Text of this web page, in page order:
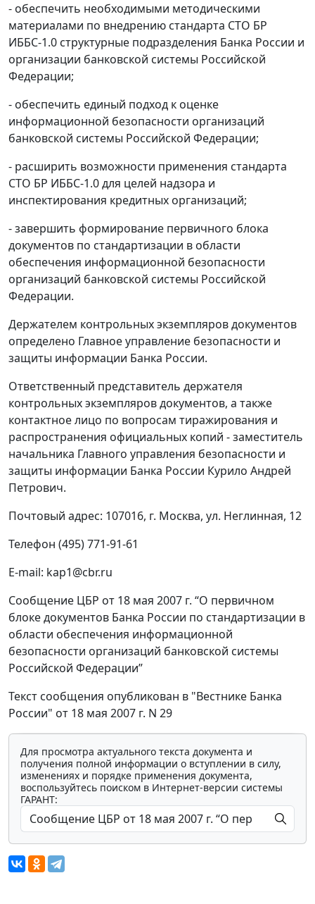
- обеспечить необходимыми методическими
материалами по внедрению стандарта СТО БР
ИББС-1.0 структурные подразделения Банка России и
организации банковской системы Российской
Федерации;
- обеспечить единый подход к оценке
информационной безопасности организаций
банковской системы Российской Федерации;
- расширить возможности применения стандарта
СТО БР ИББС-1.0 для целей надзора и
инспектирования кредитных организаций;
- завершить формирование первичного блока
документов по стандартизации в области
обеспечения информационной безопасности
организаций банковской системы Российской
Федерации.
Держателем контрольных экземпляров документов
определено Главное управление безопасности и
защиты информации Банка России.
Ответственный представитель держателя
контрольных экземпляров документов, а также
контактное лицо по вопросам тиражирования и
распространения официальных копий - заместитель
начальника Главного управления безопасности и
защиты информации Банка России Курило Андрей
Петрович.
Почтовый адрес: 107016, г. Москва, ул. Неглинная, 12
Телефон (495) 771-91-61
E-mail: kap1@cbr.ru
Сообщение ЦБР от 18 мая 2007 г. “О первичном
блоке документов Банка России по стандартизации в
области обеспечения информационной
безопасности организаций банковской системы
Российской Федерации”
Текст сообщения опубликован в "Вестнике Банка
России" от 18 мая 2007 г. N 29
Для просмотра актуального текста документа и
получения полной информации о вступлении в силу,
изменениях и порядке применения документа,
воспользуйтесь поиском в Интернет-версии системы
ГАРАНТ: